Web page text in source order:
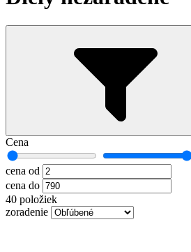
Cena
cena od
cena do
40 položiek
zoradenie